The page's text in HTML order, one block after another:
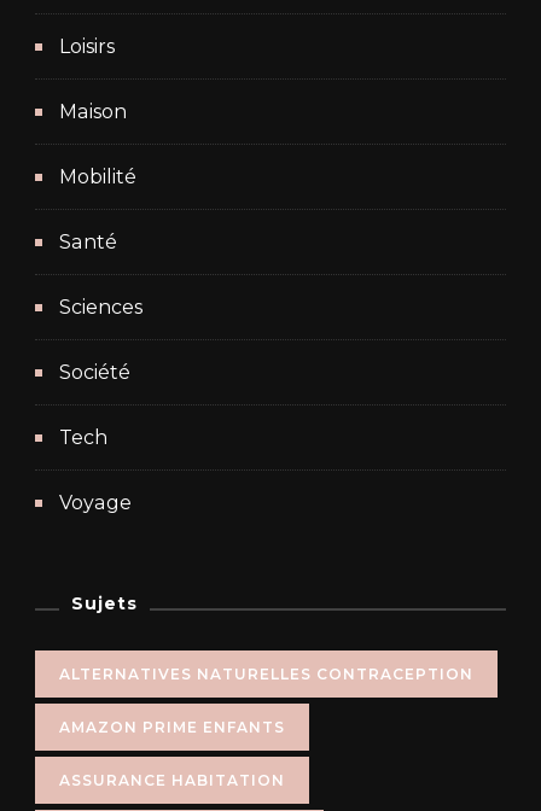
Loisirs
Maison
Mobilité
Santé
Sciences
Société
Tech
Voyage
Sujets
ALTERNATIVES NATURELLES CONTRACEPTION
AMAZON PRIME ENFANTS
ASSURANCE HABITATION